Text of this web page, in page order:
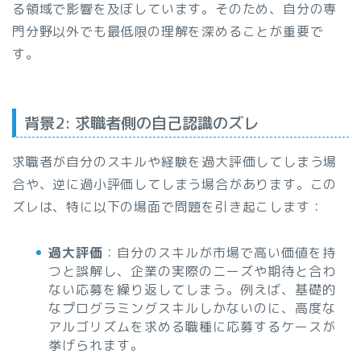
る領域で影響を及ぼしています。そのため、自分の専
門分野以外でも最低限の理解を深めることが重要で
す。
背景2: 求職者側の自己認識のズレ
求職者が自分のスキルや経験を過大評価してしまう場
合や、逆に過小評価してしまう場合があります。この
ズレは、特に以下の場面で問題を引き起こします：
過大評価 ：自分のスキルが市場で高い価値を持
つと誤解し、企業の実際のニーズや期待と合わ
ない応募を繰り返してしまう。例えば、基礎的
なプログラミングスキルしかないのに、高度な
アルゴリズムを求める職種に応募するケースが
挙げられます。